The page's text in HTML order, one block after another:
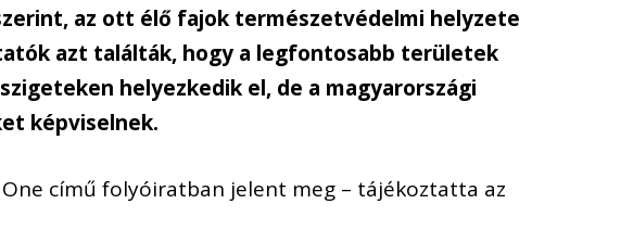
az ott élő fajok természetvédelmi helyzete
azt találták, hogy a legfontosabb területek
helyezkedik el, de a magyarországi
képviselnek.
One című folyóiratban jelent meg – tájékoztatta az